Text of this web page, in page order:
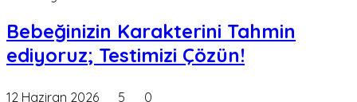
Bebeğinizin Karakterini Tahmin
ediyoruz; Testimizi Çözün!
12 Haziran 2026 5 0